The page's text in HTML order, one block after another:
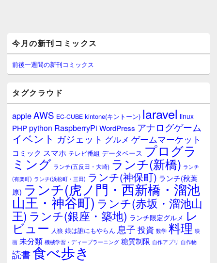
イ
ン
サ
イ
ウ
ィ
ジ
ェ
ア
今月の新刊コミックス
前後一週間の新刊コミックス
タグクラウド
appleAWS EC-CUBE kintone(キントーン) laravel linux
PHPpython RaspberryPi WordPress アナログゲーム
イベント ガジェット グルメ ゲームマーケット
コミック スマホ テレビ番組 データベース プログラ
ミング ランチ(五反田・大崎) ランチ(新橋) ランチ
(有楽町) ランチ(浜松町・三田) ランチ(神保町) ランチ(秋葉
原) ランチ(虎ノ門・西新橋・溜池
山王・神谷町) ランチ(赤坂・溜池山
王) ランチ(銀座・築地) ランチ限定グルメ レ
ビュー 人狼 娘は誰にもやらん 息子 投資 数学 料理 映
画 未分類 機械学習・ディープラーニング 糖質制限 自作アプリ 自作物
読書食べ歩き